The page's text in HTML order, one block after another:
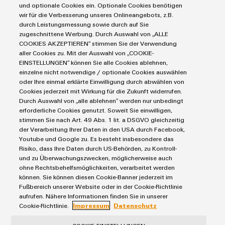
Steuerungen
Engineering- und Visualisierungstools
Werkzeuge
Automatisierung
Energiemanagement-Lösungen
Industrial-IoT-Lösungen
E-Mobility
Lösungen für Photovoltaikanlagen
Smart Cabinet Building
Workplace Solutions
Service
Bestückte Klemmenleisten
Modifizierte und bestückte Gehäuse
Fast Delivery Service
Connectivity Consulting
Weidmüller Configurator
Engineering-Daten
eShop
Märkte
Maschinen und Fabrikautomation
Energie
Transport
Gerätehersteller
Prozess
Distribution
IIoT Partner Netzwerk
Datenschutzerklärung
Impressum
E-Mail Kontakte
Cookie Richtlinie
Weidmüller Schweiz AG
Rundbuckstrasse 2
8212 Neuhausen am Rheinfall
Telefon: +41 52 674 07 07
und optionale Cookies ein. Optionale Cookies benötigen
wir für die Verbesserung unseres Onlineangebots, z.B.
durch Leistungsmessung sowie durch auf Sie
zugeschnittene Werbung. Durch Auswahl von „ALLE
COOKIES AKZEPTIEREN“ stimmen Sie der Verwendung
aller Cookies zu. Mit der Auswahl von „COOKIE-
EINSTELLUNGEN“ können Sie alle Cookies ablehnen,
einzelne nicht notwendige / optionale Cookies auswählen
oder Ihre einmal erklärte Einwilligung durch abwählen von
Cookies jederzeit mit Wirkung für die Zukunft widerrufen.
Durch Auswahl von „alle ablehnen“ werden nur unbedingt
erforderliche Cookies genutzt. Soweit Sie einwilligen,
stimmen Sie nach Art. 49 Abs. 1 lit. a DSGVO gleichzeitig
der Verarbeitung Ihrer Daten in den USA durch Facebook,
Youtube und Google zu. Es besteht insbesondere das
Risiko, dass Ihre Daten durch US-Behörden, zu Kontroll-
und zu Überwachungszwecken, möglicherweise auch
ohne Rechtsbehelfsmöglichkeiten, verarbeitet werden
können. Sie können diesen Cookie-Banner jederzeit im
Fußbereich unserer Website oder in der Cookie-Richtlinie
aufrufen. Nähere Informationen finden Sie in unserer
Cookie-Richtlinie.
Impressum Datenschutz